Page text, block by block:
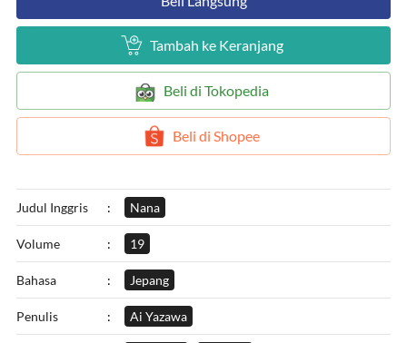
` Tambah ke Keranjang
` Beli di Tokopedia
` Beli di Shopee
Judul Inggris : Nana
Volume : 19
Bahasa : Jepang
Penulis : Ai Yazawa